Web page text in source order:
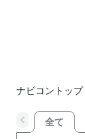
ナビコントップ
全て